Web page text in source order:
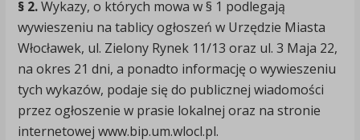
§ 2.Wykazy, o których mowa w § 1 podlegają
wywieszeniu na tablicy ogłoszeń w Urzędzie Miasta
Włocławek, ul. Zielony Rynek 11/13 oraz ul. 3 Maja 22,
na okres 21 dni, a ponadto informację o wywieszeniu
tych wykazów, podaje się do publicznej wiadomości
przez ogłoszenie w prasie lokalnej oraz na stronie
internetowej www.bip.um.wlocl.pl.